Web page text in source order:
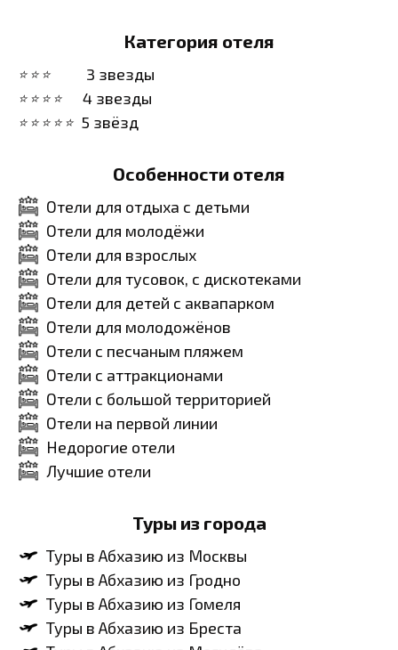
Категория отеля
3 звезды
4 звезды
5 звёзд
Особенности отеля
Отели для отдыха с детьми
Отели для молодёжи
Отели для взрослых
Отели для тусовок, с дискотеками
Отели для детей с аквапарком
Отели для молодожёнов
Отели с песчаным пляжем
Отели с аттракционами
Отели с большой территорией
Отели на первой линии
Недорогие отели
Лучшие отели
Туры из города
Туры в Абхазию из Москвы
Туры в Абхазию из Гродно
Туры в Абхазию из Гомеля
Туры в Абхазию из Бреста